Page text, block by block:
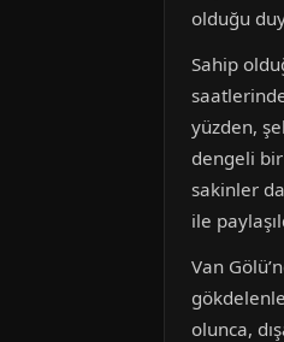
olduğu
Sahip
yüzden,
dengeli bir
sakinler
ile
Van
olunca,